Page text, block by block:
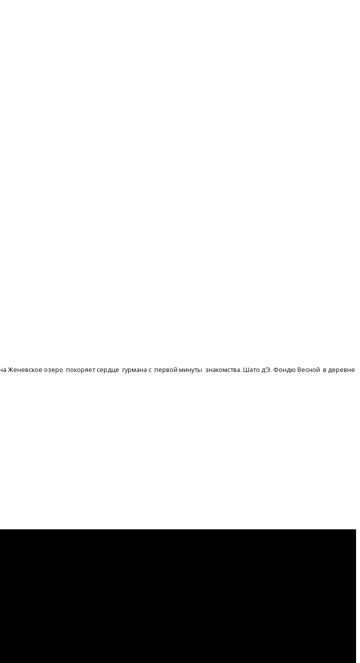
озеро покоряет сердце гурмана с первой минуты знакомства. Шато д’Э. Фондю Весной в деревне